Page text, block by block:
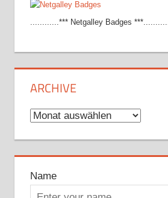
............*** Netgalley Badges ***............
ARCHIVE
Archive
Name